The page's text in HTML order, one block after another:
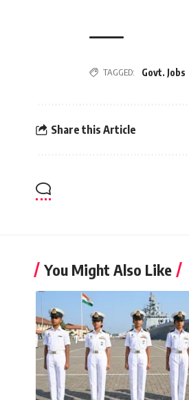
TAGGED: Govt. Jobs
Share this Article
You Might Also Like